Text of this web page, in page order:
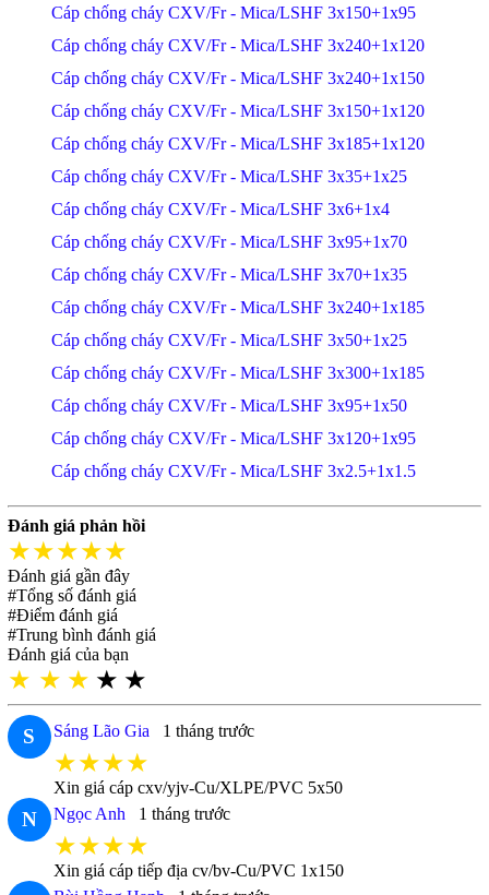
Cáp chống cháy CXV/Fr - Mica/LSHF 3x150+1x95
Cáp chống cháy CXV/Fr - Mica/LSHF 3x240+1x120
Cáp chống cháy CXV/Fr - Mica/LSHF 3x240+1x150
Cáp chống cháy CXV/Fr - Mica/LSHF 3x150+1x120
Cáp chống cháy CXV/Fr - Mica/LSHF 3x185+1x120
Cáp chống cháy CXV/Fr - Mica/LSHF 3x35+1x25
Cáp chống cháy CXV/Fr - Mica/LSHF 3x6+1x4
Cáp chống cháy CXV/Fr - Mica/LSHF 3x95+1x70
Cáp chống cháy CXV/Fr - Mica/LSHF 3x70+1x35
Cáp chống cháy CXV/Fr - Mica/LSHF 3x240+1x185
Cáp chống cháy CXV/Fr - Mica/LSHF 3x50+1x25
Cáp chống cháy CXV/Fr - Mica/LSHF 3x300+1x185
Cáp chống cháy CXV/Fr - Mica/LSHF 3x95+1x50
Cáp chống cháy CXV/Fr - Mica/LSHF 3x120+1x95
Cáp chống cháy CXV/Fr - Mica/LSHF 3x2.5+1x1.5
Đánh giá phản hồi
★★★★★
Đánh giá gần đây
#Tổng số đánh giá
#Điểm đánh giá
#Trung bình đánh giá
Đánh giá của bạn
★ ★ ★ ★ ★
S Sáng Lão Gia 1 tháng trước
★★★★
Xin giá cáp cxv/yjv-Cu/XLPE/PVC 5x50
N Ngọc Anh 1 tháng trước
★★★★
Xin giá cáp tiếp địa cv/bv-Cu/PVC 1x150